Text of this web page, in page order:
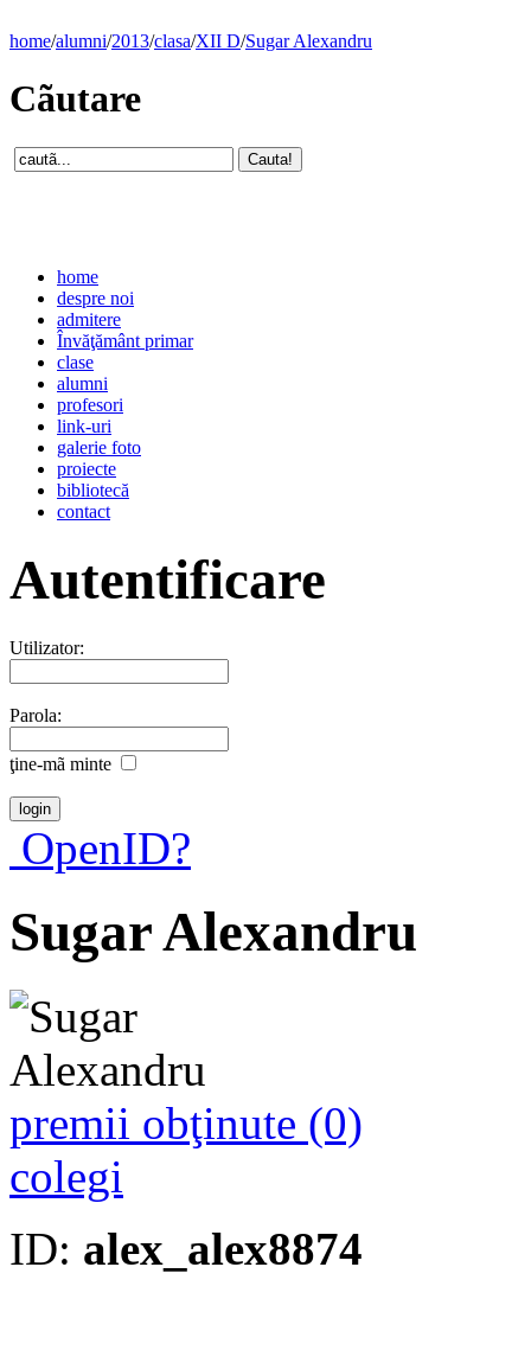
home/alumni/2013/clasa/XII D/Sugar Alexandru
Cãutare
home
despre noi
admitere
Învăţământ primar
clase
alumni
profesori
link-uri
galerie foto
proiecte
bibliotecă
contact
Autentificare
Utilizator:
Parola:
ţine-mã minte
OpenID?
Sugar Alexandru
premii obţinute (0)
colegi
ID: alex_alex8874